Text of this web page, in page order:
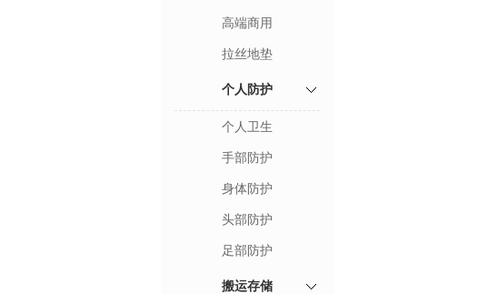
高端商用
拉丝地垫
个人防护
个人卫生
手部防护
身体防护
头部防护
足部防护
搬运存储